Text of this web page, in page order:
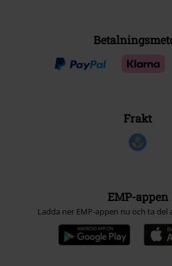
Frakt
EMP-appen
Ladda ner EMP-appen nu och ta del